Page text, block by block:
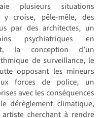
plusieurs situations
y croise, pêle-mêle, des
par des architectes, un
psychiatriques en
la conception d’un
de surveillance, le
opposant les mineurs
forces de police, un
avec les conséquences
dérèglement climatique,
cherchant à rendre